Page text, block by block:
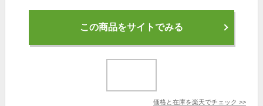
この商品をサイトでみる
価格と在庫を楽天でチェック >>